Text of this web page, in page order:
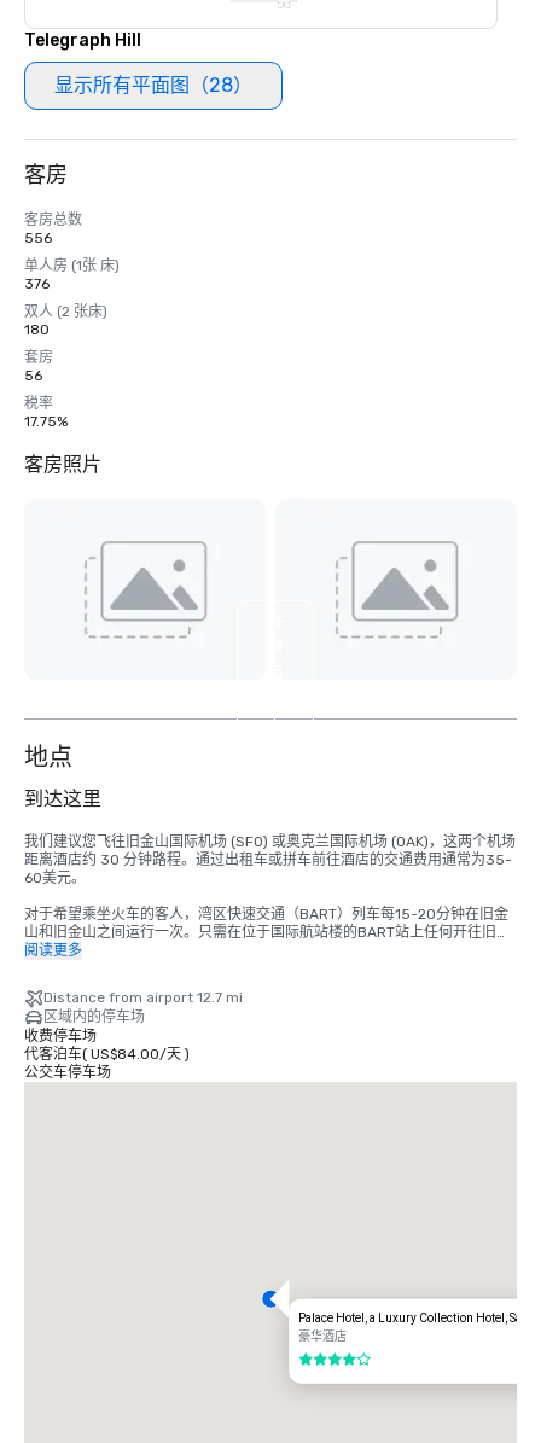
Telegraph Hill
显示所有平面图（28）
客房
客房总数
556
单人房 (1张 床)
376
双人 (2 张床)
180
套房
56
税率
17.75%
客房照片
4
地点
到达这里
我们建议您飞往旧金山国际机场 (SFO) 或奥克兰国际机场 (OAK)，这两个机场
距离酒店约 30 分钟路程。通过出租车或拼车前往酒店的交通费用通常为35-
60美元。
对于希望乘坐火车的客人，湾区快速交通（BART）列车每15-20分钟在旧金
山和旧金山之间运行一次。只需在位于国际航站楼的BART站上任何开往旧金
山的列车即可。在蒙哥马利街站下车。皇宫酒店位于市场和新蒙哥马利街的拐
阅读更多
Distance from airport 12.7 mi
区域内的停车场
收费停车场
代客泊车( US$84.00/天)
公交车停车场
Palace Hotel, a Luxury Collection Hotel, San
豪华酒店
4/5